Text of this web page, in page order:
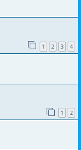
1 2 3 4
1 2